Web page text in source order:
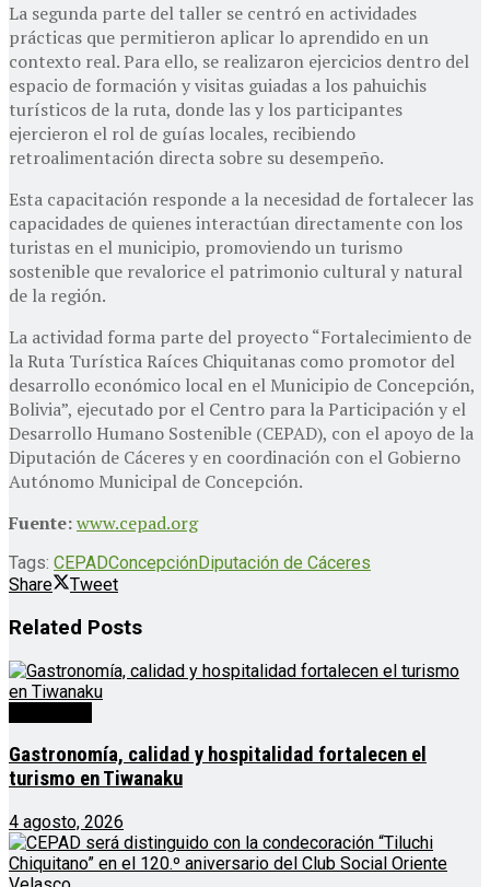
La segunda parte del taller se centró en actividades
prácticas que permitieron aplicar lo aprendido en un
contexto real. Para ello, se realizaron ejercicios dentro del
espacio de formación y visitas guiadas a los pahuichis
turísticos de la ruta, donde las y los participantes
ejercieron el rol de guías locales, recibiendo
retroalimentación directa sobre su desempeño.
Esta capacitación responde a la necesidad de fortalecer las
capacidades de quienes interactúan directamente con los
turistas en el municipio, promoviendo un turismo
sostenible que revalorice el patrimonio cultural y natural
de la región.
La actividad forma parte del proyecto “Fortalecimiento de
la Ruta Turística Raíces Chiquitanas como promotor del
desarrollo económico local en el Municipio de Concepción,
Bolivia”, ejecutado por el Centro para la Participación y el
Desarrollo Humano Sostenible (CEPAD), con el apoyo de la
Diputación de Cáceres y en coordinación con el Gobierno
Autónomo Municipal de Concepción.
Fuente:www.cepad.org
Tags: CEPADConcepciónDiputación de Cáceres
Share
Tweet
Related Posts
Gastronomía, calidad y hospitalidad fortalecen el
turismo en Tiwanaku
4 agosto, 2026